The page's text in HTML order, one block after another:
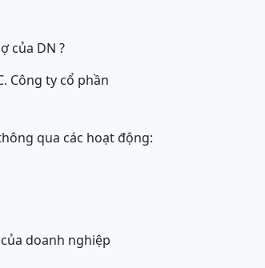
của DN ?
Công ty cổ phần
qua các hoạt động:
doanh nghiệp